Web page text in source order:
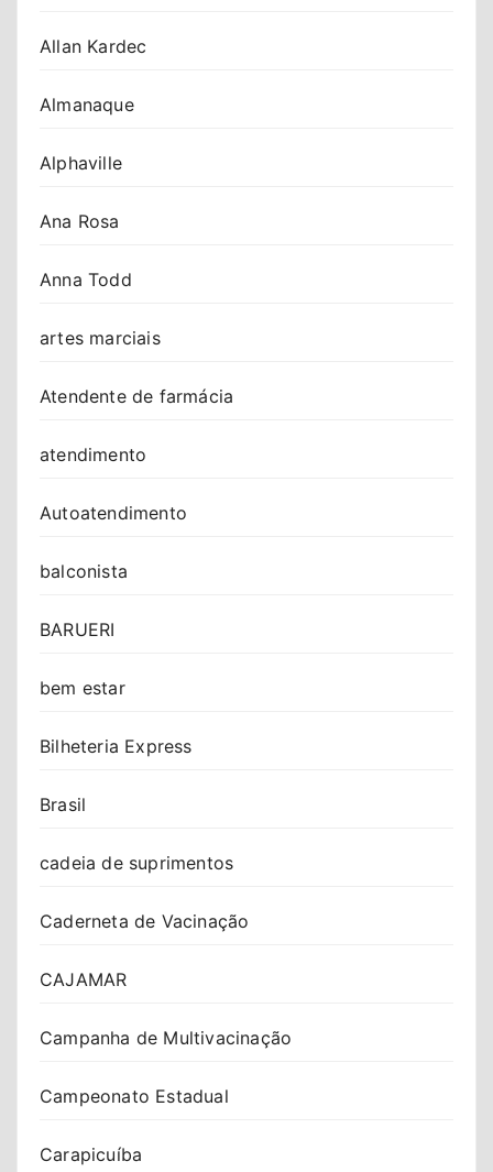
Allan Kardec
Almanaque
Alphaville
Ana Rosa
Anna Todd
artes marciais
Atendente de farmácia
atendimento
Autoatendimento
balconista
BARUERI
bem estar
Bilheteria Express
Brasil
cadeia de suprimentos
Caderneta de Vacinação
CAJAMAR
Campanha de Multivacinação
Campeonato Estadual
Carapicuíba